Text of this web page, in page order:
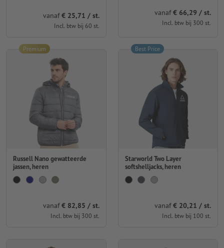
vanaf€ 25,71 / st.
Incl. btw bij 60 st.
vanaf€ 66,29 / st.
Incl. btw bij 300 st.
Russell Nano gewatteerde
jassen, heren
vanaf€ 82,85 / st.
Incl. btw bij 300 st.
Premium
Starworld Two Layer
softshelljacks, heren
vanaf€ 20,21 / st.
Incl. btw bij 100 st.
Best Price